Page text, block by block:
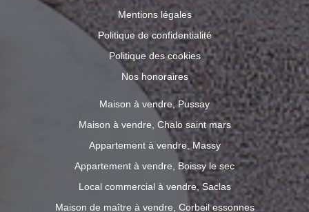
Mentions légales
Politique de confidentialité
Politique des cookies
Nos honoraires
Maison à vendre, Pussay
Maison à vendre, Chalo saint mars
Appartement à vendre, Massy
Appartement à vendre, Boissy le sec
Local commercial à vendre, Saclas
Maison de maître à vendre, Corbeil essonnes